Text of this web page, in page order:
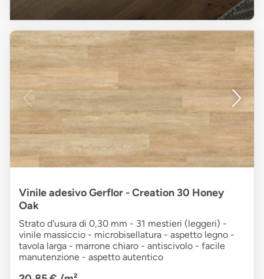
Vinile adesivo Gerflor - Creation 30 Honey
Oak
Strato d'usura di 0,30 mm - 31 mestieri (leggeri) -
vinile massiccio - microbisellatura - aspetto legno -
tavola larga - marrone chiaro - antiscivolo - facile
manutenzione - aspetto autentico